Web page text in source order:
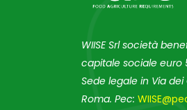
WIISE Srl società
capitale sociale euro
Sede legale in Via
Roma. Pec: